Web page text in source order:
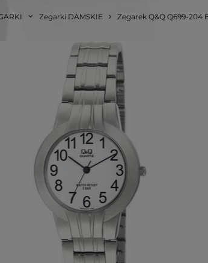
Zegarki DAMSKIE Zegarek Q&Q Q699-204